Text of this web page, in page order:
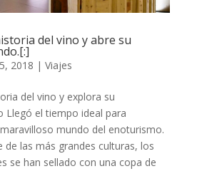
del vino y abre su
2018 | Viajes
del vino y explora su
Llegó el tiempo ideal para
mundo del enoturismo.
de las más grandes culturas, los
se han sellado con una copa de